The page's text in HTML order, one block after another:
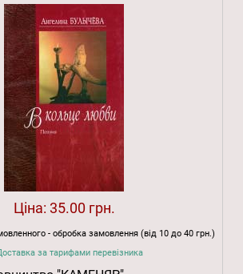
Ціна: 35.00 грн.
- обробка замовлення (від 10 до 40 грн.)
за тарифами перевізника